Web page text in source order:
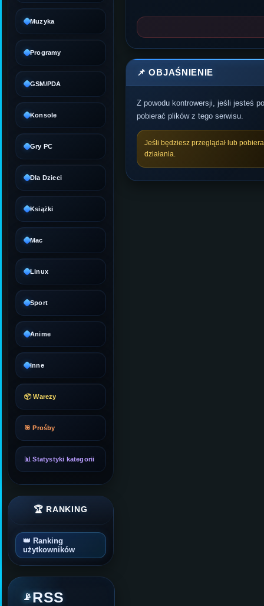
Muzyka
Programy
GSM/PDA
Konsole
Gry PC
Dla Dzieci
Książki
Mac
Linux
Sport
Anime
Inne
📦 Warezy
🎯 Prośby
📊 Statystyki kategorii
🏆 RANKING
👑 Ranking
użytkowników
📡RSS
📌 OBJAŚNIENIE
Z powodu kontrowersji, jeśli jesteś
pobierać plików z tego serwisu.
Jeśli będziesz przeglądał lub
działania.